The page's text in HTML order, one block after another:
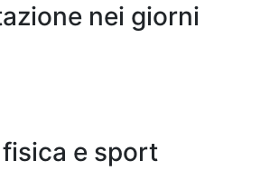
nei giorni
e sport